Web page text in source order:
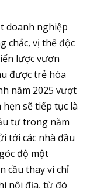
doanh nghiệp
chắc, vị thế độc
lược vươn
được trẻ hóa
năm 2025 vượt
sẽ tiếp tục là
tư trong năm
tới các nhà đầu
độ một
cầu thay vì chỉ
nội địa, từ đó